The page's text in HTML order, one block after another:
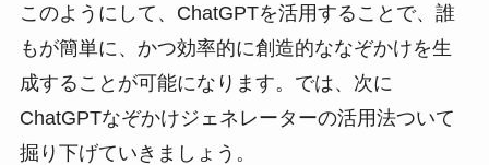
このようにして、ChatGPTを活用することで、誰
もが簡単に、かつ効率的に創造的ななぞかけを生
成することが可能になります。では、次に
ChatGPTなぞかけジェネレーターの活用法ついて
掘り下げていきましょう。